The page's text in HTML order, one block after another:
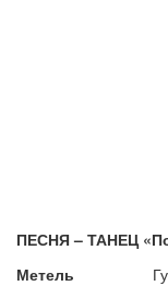
Милая
Знаю,
В этот
Мешок с
Другой
А третий
Есть с
Мне так
Я из
ПЕСНЯ – ТАНЕЦ
Метель